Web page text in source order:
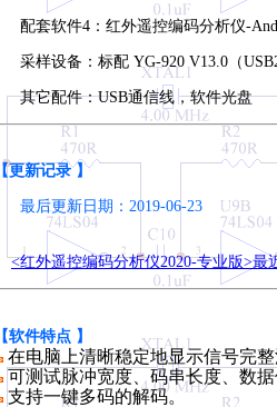
配套软件4：红外遥控编码分析仪-
采样设备：标配 YG-920 V13.0（
其它配件：USB通信线，软件光盘
【更新记录 】
最后更新日期：2019-06-23
<红外遥控编码分析仪2020-专业版>最
【软件特点 】
在电脑上清晰稳定地显示信号完
可测试脉冲宽度、码串长度、数
支持一键多码的解码。